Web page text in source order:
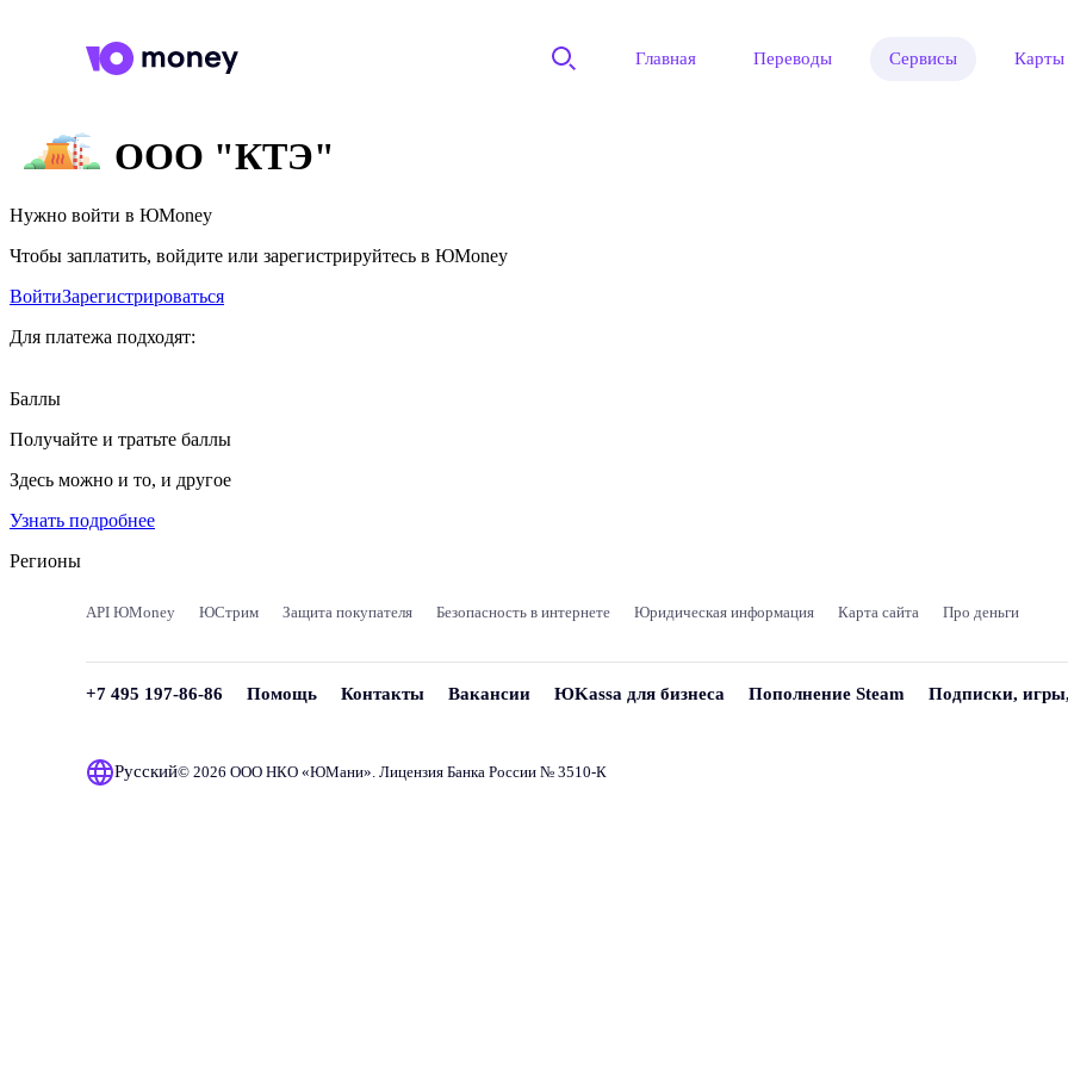
Главная Переводы Сервисы Карты
ООО "КТЭ"
Нужно войти в ЮMoney
Чтобы заплатить, войдите или зарегистрируйтесь в ЮMoney
ВойтиЗарегистрироваться
Для платежа подходят:
Баллы
Получайте и тратьте баллы
Здесь можно и то, и другое
Узнать подробнее
Регионы
API ЮMoney ЮСтрим Защита покупателя Безопасность в интернете Юридическая информация Карта сайта Про деньги
+7 495 197-86-86 Помощь Контакты Вакансии ЮKassa для бизнеса Пополнение Steam Подписки,
Русский© 2026 ООО НКО «ЮМани». Лицензия Банка России № 3510‑К